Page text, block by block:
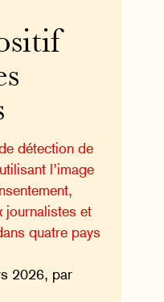
détection de
l’image
journalistes et
quatre pays
2026, par